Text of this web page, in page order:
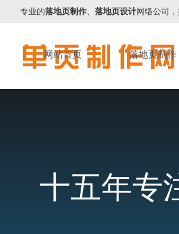
专业的落地页制作、 落地页设计网络公司
网站首页 落地页制作
十五年专